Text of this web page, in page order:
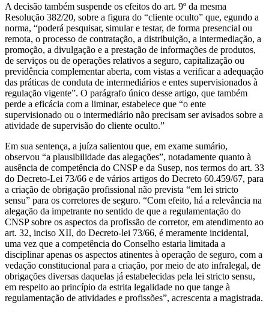
A decisão também suspende os efeitos do art. 9º da mesma
Resolução 382/20, sobre a figura do “cliente oculto” que, egundo a
norma, “poderá pesquisar, simular e testar, de forma presencial ou
remota, o processo de contratação, a distribuição, a intermediação, a
promoção, a divulgação e a prestação de informações de produtos,
de serviços ou de operações relativos a seguro, capitalização ou
previdência complementar aberta, com vistas a verificar a adequação
das práticas de conduta de intermediários e entes supervisionados à
regulação vigente”. O parágrafo único desse artigo, que também
perde a eficácia com a liminar, estabelece que “o ente
supervisionado ou o intermediário não precisam ser avisados sobre a
atividade de supervisão do cliente oculto.”
Em sua sentença, a juíza salientou que, em exame sumário,
observou “a plausibilidade das alegações”, notadamente quanto à
ausência de competência do CNSP e da Susep, nos termos do art. 33
do Decreto-Lei 73/66 e de vários artigos do Decreto 60.459/67, para
a criação de obrigação profissional não prevista “em lei stricto
sensu” para os corretores de seguro. “Com efeito, há a relevância na
alegação da impetrante no sentido de que a regulamentação do
CNSP sobre os aspectos da profissão de corretor, em atendimento ao
art. 32, inciso XII, do Decreto-lei 73/66, é meramente incidental,
uma vez que a competência do Conselho estaria limitada a
disciplinar apenas os aspectos atinentes à operação de seguro, com a
vedação constitucional para a criação, por meio de ato infralegal, de
obrigações diversas daquelas já estabelecidas pela lei stricto sensu,
em respeito ao princípio da estrita legalidade no que tange à
regulamentação de atividades e profissões”, acrescenta a magistrada.